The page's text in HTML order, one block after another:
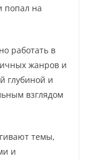
попал на
работать в
жанров и
глубиной и
взглядом
темы,
и